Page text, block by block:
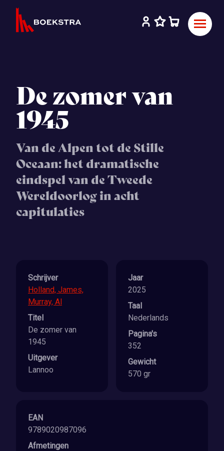
De zomer van
1945
Van de Alpen tot de Stille
Oceaan: het dramatische
eindspel van de Tweede
Wereldoorlog in acht
capitulaties
Schrijver
Holland, James,
Murray, Al
Titel
De zomer van
1945
Uitgever
Lannoo
Jaar
2025
Taal
Nederlands
Pagina's
352
Gewicht
570 gr
EAN
9789020987096
Afmetingen